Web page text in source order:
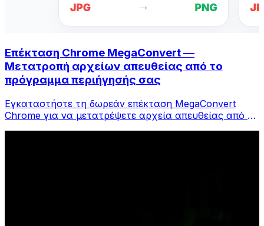
Επέκταση Chrome MegaConvert —
Μετατροπή αρχείων απευθείας από το
πρόγραμμα περιήγησής σας
Εγκαταστήστε τη δωρεάν επέκταση MegaConvert
Chrome για να μετατρέψετε αρχεία απευθείας από τη